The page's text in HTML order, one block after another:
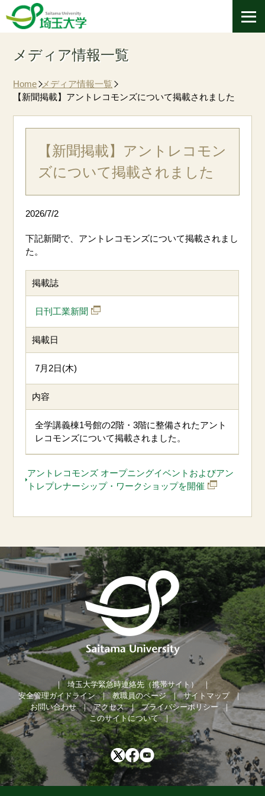
メディア情報一覧
Home メディア情報一覧
【新聞掲載】アントレコモンズについて掲載されました
【新聞掲載】アントレコモン
ズについて掲載されました
2026/7/2
下記新聞で、アントレコモンズについて掲載されまし
た。
掲載誌
日刊工業新聞
掲載日
7月2日(木)
内容
全学講義棟1号館の2階・3階に整備されたアント
レコモンズについて掲載されました。
アントレコモンズ オープニングイベントおよびアン
トレプレナーシップ・ワークショップを開催
埼玉大学緊急時連絡先（携帯サイト）
安全管理ガイドライン
教職員のページ
サイトマップ
お問い合わせ
アクセス
プライバシーポリシー
このサイトについて